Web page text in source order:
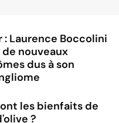
: Laurence Boccolini
nouveaux
dus à son
les bienfaits de
?